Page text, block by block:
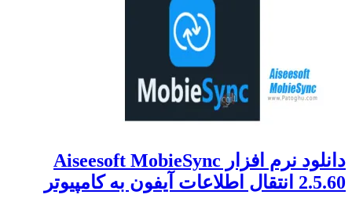
دانلود نرم افزار Aiseesoft MobieSync
2.5.60 انتقال اطلاعات آیفون به کامپیوتر